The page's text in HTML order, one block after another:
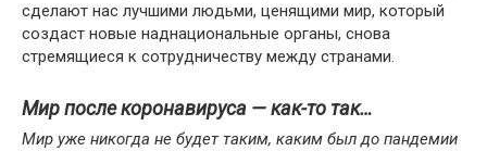
сделают нас лучшими людьми, ценящими мир, который
создаст новые наднациональные органы, снова
стремящиеся к сотрудничеству между странами.
Мир после коронавируса — как-то так…
Мир уже никогда не будет таким, каким был до пандемии